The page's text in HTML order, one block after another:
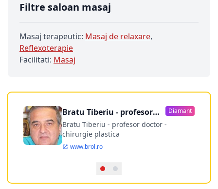
Filtre saloan masaj
Masaj terapeutic: Masaj de relaxare,
Reflexoterapie
Facilitati: Masaj
Bratu Tiberiu - profesor
doctor
Diamant
Bratu Tiberiu - profesor doctor -
chirurgie plastica
www.brol.ro